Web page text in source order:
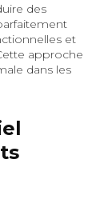
des
et
approche
dans les